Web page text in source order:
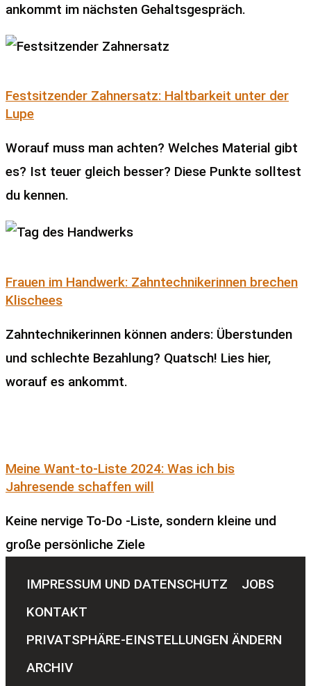
ankommt im nächsten Gehaltsgespräch.
Festsitzender Zahnersatz: Haltbarkeit unter der
Lupe
Worauf muss man achten? Welches Material gibt
es? Ist teuer gleich besser? Diese Punkte solltest
du kennen.
Frauen im Handwerk: Zahntechnikerinnen brechen
Klischees
Zahntechnikerinnen können anders: Überstunden
und schlechte Bezahlung? Quatsch! Lies hier,
worauf es ankommt.
Meine Want-to-Liste 2024: Was ich bis
Jahresende schaffen will
Keine nervige To-Do -Liste, sondern kleine und
große persönliche Ziele
IMPRESSUM UND DATENSCHUTZ
JOBS
KONTAKT
PRIVATSPHÄRE-EINSTELLUNGEN ÄNDERN
ARCHIV